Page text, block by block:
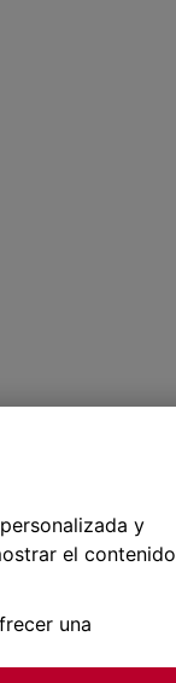
y
el contenido
una